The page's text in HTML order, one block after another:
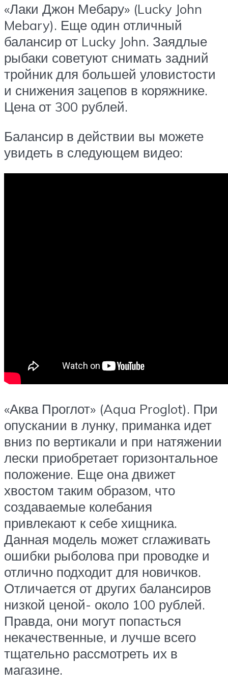
«Лаки Джон Мебару» (Lucky John
Mebary). Еще один отличный
балансир от Lucky John. Заядлые
рыбаки советуют снимать задний
тройник для большей уловистости
и снижения зацепов в коряжнике.
Цена от 300 рублей.
Балансир в действии вы можете
увидеть в следующем видео:
«Аква Проглот» (Aqua Proglot). При
опускании в лунку, приманка идет
вниз по вертикали и при натяжении
лески приобретает горизонтальное
положение. Еще она движет
хвостом таким образом, что
создаваемые колебания
привлекают к себе хищника.
Данная модель может сглаживать
ошибки рыболова при проводке и
отлично подходит для новичков.
Отличается от других балансиров
низкой ценой- около 100 рублей.
Правда, они могут попасться
некачественные, и лучше всего
тщательно рассмотреть их в
магазине.